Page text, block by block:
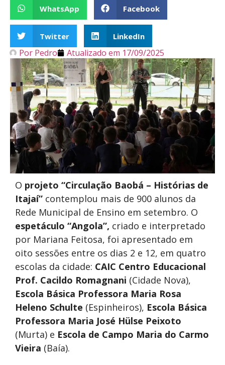
WhatsApp Facebook
Twitter LinkedIn
Por Pedro Atualizado em 17/09/2025
O projeto “Circulação Baobá – Histórias de
Itajaí” contemplou mais de 900 alunos da
Rede Municipal de Ensino em setembro. O
espetáculo “Angola”, criado e interpretado
por Mariana Feitosa, foi apresentado em
oito sessões entre os dias 2 e 12, em quatro
escolas da cidade: CAIC Centro Educacional
Prof. Cacildo Romagnani (Cidade Nova),
Escola Básica Professora Maria Rosa
Heleno Schulte (Espinheiros), Escola Básica
Professora Maria José Hülse Peixoto
(Murta) e Escola de Campo Maria do Carmo
Vieira (Baía).